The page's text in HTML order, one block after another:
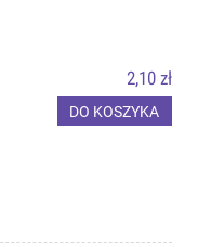
2,10 zł
DO KOSZYKA